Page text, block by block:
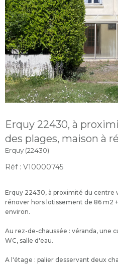
Erquy 22430, à
des plages, maison à
Erquy (22430)
Réf : V10000745
Erquy 22430, à proximité du centre
rénover hors lotissement de 86 m2
environ.
Au rez-de-chaussée : véranda, une
WC, salle d'eau.
A l'étage : palier desservant deux